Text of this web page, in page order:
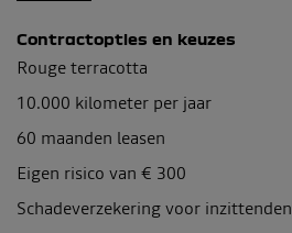
Contractopties en keuzes
Rouge terracotta
10.000 kilometer per jaar
60 maanden leasen
Eigen risico van € 300
Schadeverzekering voor inzittenden